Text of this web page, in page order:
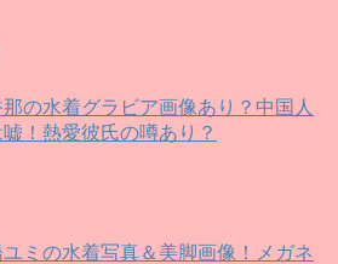
の水着グラビア画像あり？中国人
！熱愛彼氏の噂あり？
ユミの水着写真＆美脚画像！メガネ